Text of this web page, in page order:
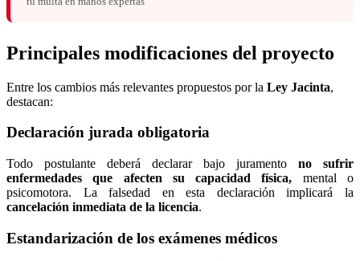
Principales modificaciones del proyecto
Entre los cambios más relevantes propuestos por la Ley Jacinta,
destacan:
Declaración jurada obligatoria
Todo postulante deberá declarar bajo juramento no sufrir
enfermedades que afecten su capacidad física, mental o
psicomotora. La falsedad en esta declaración implicará la
cancelación inmediata de la licencia.
Estandarización de los exámenes médicos